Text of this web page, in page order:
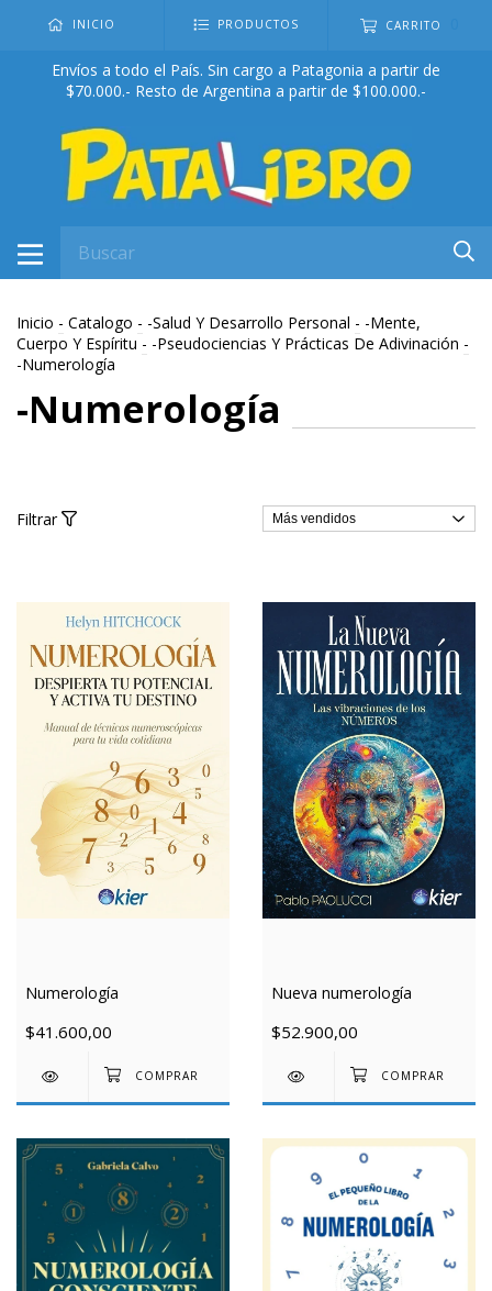
INICIO PRODUCTOS CARRITO
Envíos a todo el País. Sin cargo a Patagonia a partir de
$70.000.- Resto de Argentina a partir de $100.000.-
Inicio - Catalogo - -Salud Y Desarrollo Personal - -Mente,
Cuerpo Y Espíritu - -Pseudociencias Y Prácticas De Adivinación -
-Numerología
-Numerología
Filtrar
Numerología
$41.600,00
Nueva numerología
$52.900,00